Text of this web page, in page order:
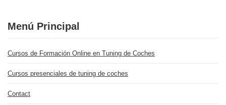
Menú Principal
Cursos de Formación Online en Tuning de Coches
Cursos presenciales de tuning de coches
Contact